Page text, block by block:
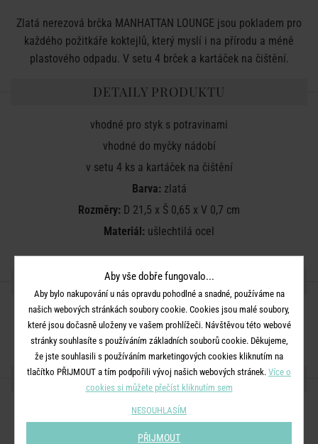
Zlatá nerezová brčka MANHATTAN LOUNGE jsou pokladem pro
každého požitkáře koktejlů, který myslí i na přírodu a méně
plastového odpadu. V setu 4 brček a kartáček na čištění.
DETAILY PRODUKTU
vhodné pro styk s potravinami
vhodné do myčky nádobí
v setu 4 ks a kartáček na čištění
Barva:zlatá
Rozměry: D 21,5 x Š 0,65 x V 0,7 cm
Materiál: ušlechtilá ocel
SDÍLEJTE S PŘÁTELI
DALŠÍ PRODUKTY ZE SÉRIE
Aby vše dobře fungovalo...
Aby bylo nakupování u nás opravdu pohodlné a snadné, používáme na
našich webových stránkách soubory cookie. Cookies jsou malé soubory,
které jsou dočasně uloženy ve vašem prohlížeči. Návštěvou této webové
stránky souhlasíte s používáním základních souborů cookie. Děkujeme,
že jste souhlasili s používáním marketingových cookies kliknutím na
tlačítko PŘIJMOUT a tím podpořili vývoj našich webových stránek. Více o
cookies si můžete přečíst kliknutím sem
NESOUHLASÍM
PŘIJMOUT